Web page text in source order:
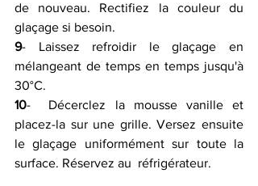
de nouveau. Rectifiez la couleur du
glaçage si besoin.
9- Laissez refroidir le glaçage en
mélangeant de temps en temps jusqu'à
30°C.
10-  Décerclez la mousse vanille et
placez-la sur une grille. Versez ensuite
le glaçage uniformément sur toute la
surface. Réservez au  réfrigérateur.